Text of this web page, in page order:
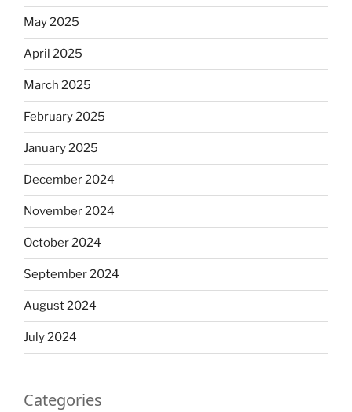
May 2025
April 2025
March 2025
February 2025
January 2025
December 2024
November 2024
October 2024
September 2024
August 2024
July 2024
Categories